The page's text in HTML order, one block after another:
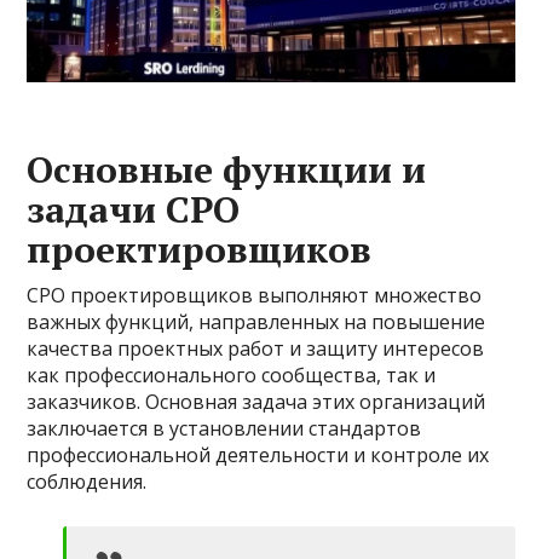
Основные функции и
задачи СРО
проектировщиков
СРО проектировщиков выполняют множество
важных функций, направленных на повышение
качества проектных работ и защиту интересов
как профессионального сообщества, так и
заказчиков. Основная задача этих организаций
заключается в установлении стандартов
профессиональной деятельности и контроле их
соблюдения.